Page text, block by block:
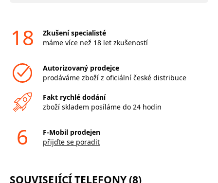
18
Zkušení specialisté
máme více než 18 let zkušeností
Autorizovaný prodejce
prodáváme zboží z oficiální české distribuce
Fakt rychlé dodání
zboží skladem posíláme do 24 hodin
6
F-Mobil prodejen
přijďte se poradit
SOUVISEJÍCÍ TELEFONY (8)